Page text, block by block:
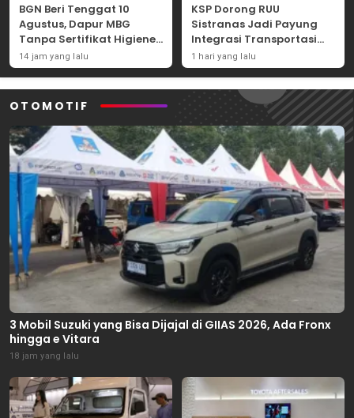
BGN Beri Tenggat 10
Agustus, Dapur MBG
Tanpa Sertifikat Higiene
Terancam Tutup
Permanen
14 jam yang lalu
KSP Dorong RUU
Sistranas Jadi Payung
Integrasi Transportasi
Massal Indonesia
1 hari yang lalu
OTOMOTIF
3 Mobil Suzuki yang Bisa Dijajal di GIIAS 2026, Ada Fronx
hingga e Vitara
18 jam yang lalu